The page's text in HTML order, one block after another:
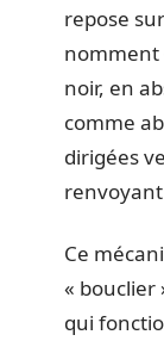
repose
nomment
noir, en
comme
dirigées
Ce
« bouclier
qui